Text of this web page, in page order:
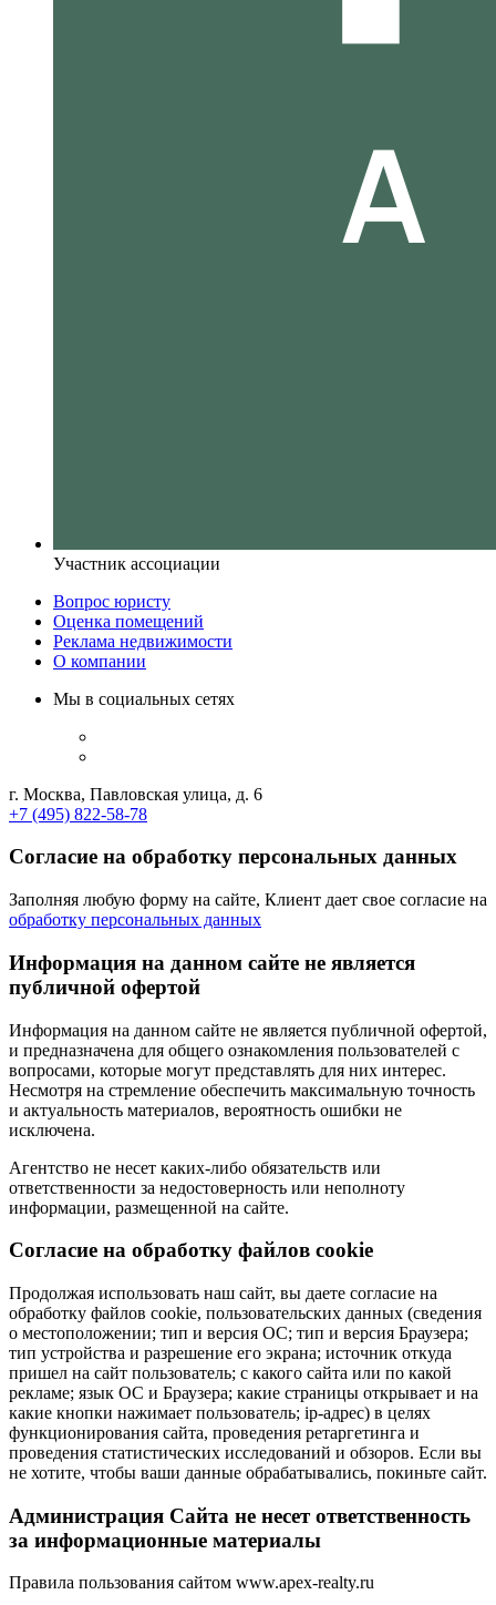
Участник ассоциации
Вопрос юристу
Оценка помещений
Реклама недвижимости
О компании
Мы в социальных сетях
г. Москва, Павловская улица, д. 6
+7 (495) 822-58-78
Согласие на обработку персональных данных
Заполняя любую форму на сайте, Клиент дает свое согласие на
обработку персональных данных
Информация на данном сайте не является
публичной офертой
Информация на данном сайте не является публичной офертой,
и предназначена для общего ознакомления пользователей с
вопросами, которые могут представлять для них интерес.
Несмотря на стремление обеспечить максимальную точность
и актуальность материалов, вероятность ошибки не
исключена.
Агентство не несет каких-либо обязательств или
ответственности за недостоверность или неполноту
информации, размещенной на сайте.
Cогласие на обработку файлов cookie
Продолжая использовать наш сайт, вы даете согласие на
обработку файлов cookie, пользовательских данных (сведения
о местоположении; тип и версия ОС; тип и версия Браузера;
тип устройства и разрешение его экрана; источник откуда
пришел на сайт пользователь; с какого сайта или по какой
рекламе; язык ОС и Браузера; какие страницы открывает и на
какие кнопки нажимает пользователь; ip-адрес) в целях
функционирования сайта, проведения ретаргетинга и
проведения статистических исследований и обзоров. Если вы
не хотите, чтобы ваши данные обрабатывались, покиньте сайт.
Администрация Сайта не несет ответственность
за информационные материалы
Правила пользования сайтом www.apex-realty.ru